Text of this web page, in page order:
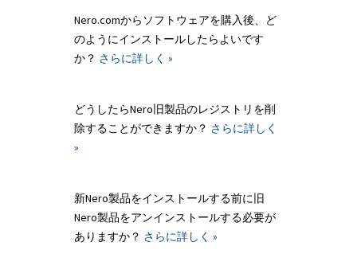
Nero.comからソフトウェアを購入後、ど
のようにインストールしたらよいです
か？ さらに詳しく »
どうしたらNero旧製品のレジストリを削
除することができますか？ さらに詳しく
»
新Nero製品をインストールする前に旧
Nero製品をアンインストールする必要が
ありますか？ さらに詳しく »